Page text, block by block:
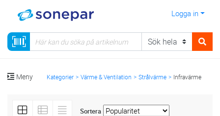
Logga in
Meny Kategorier Värme & Ventilation Strålvärme Infravärme
Sortera